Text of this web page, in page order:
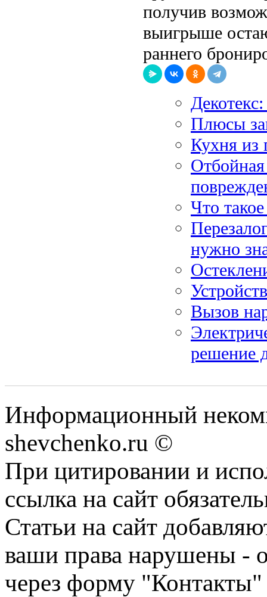
получив
выигрыше
раннего
Плюсы
Кухня из
Что
нужно
Вызов
решение
Информационный
shevchenko.ru ©
При цитировании и
ссылка на сайт
Статьи на сайт
ваши права нарушены -
через форму "Контакты"